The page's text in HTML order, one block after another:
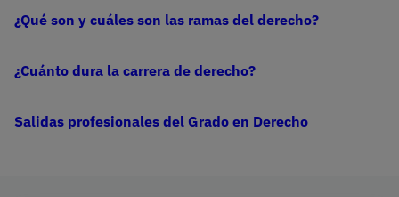
¿Qué son y cuáles son las ramas del derecho?
¿Cuánto dura la carrera de derecho?
Salidas profesionales del Grado en Derecho